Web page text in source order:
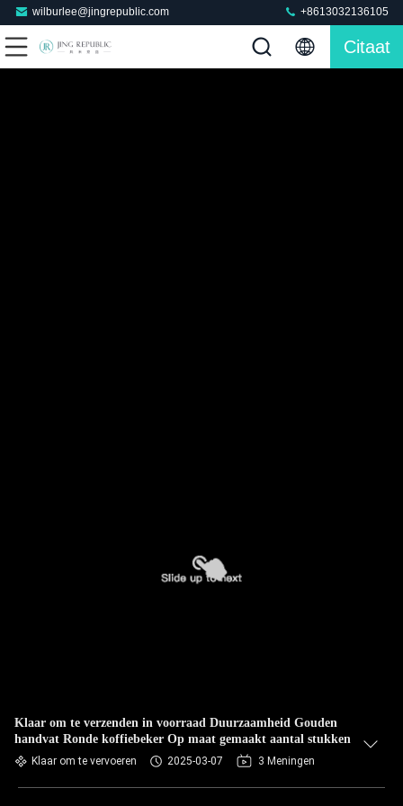
wilburlee@jingrepublic.com +8613032136105
Citaat
Klaar om te verzenden in voorraad Duurzaamheid Gouden
handvat Ronde koffiebeker Op maat gemaakt aantal stukken
Klaar om te vervoeren 2025-03-07 3 Meningen